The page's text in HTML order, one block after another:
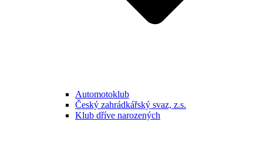
Automotoklub
Český zahrádkářský svaz, z.s.
Klub dříve narozených